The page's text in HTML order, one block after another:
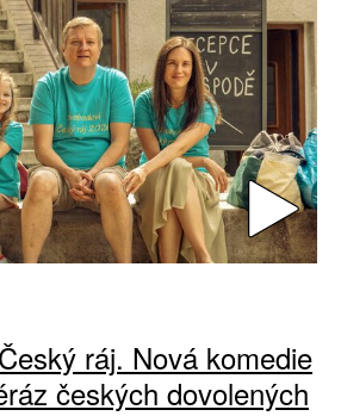
ráj. Nová komedie
českých dovolených